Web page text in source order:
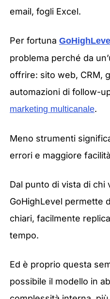
email, fogli Excel.
Per fortuna
problema perché da
offrire: sito web, CRM,
automazioni di follow-
marketing multicanale.
Meno strumenti
errori e maggiore
Dal punto di vista di chi
GoHighLevel permette
chiari, facilmente
tempo.
Ed è proprio questa
possibile il modello in